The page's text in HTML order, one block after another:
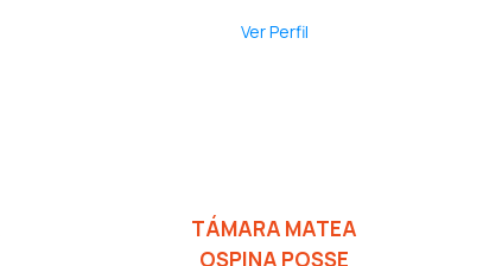
Ver Perfil
TÁMARA MATEA
OSPINA POSSE